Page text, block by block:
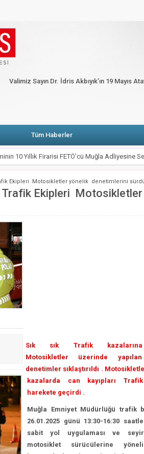
Erbay: Muğla’da elektrik faturasını
Valimiz Sayın Dr. İdris Akbıyık’ın 19 Mayıs
Tüm Haberler
10 Yıllık Firarisi FETÖ’cü Muğla Adliyesine
SANATIYLA TAMAMLADIĞI YOLCULUĞU
Yangın riskine karşı tedbir çağrısı
Film Yarışması İçin Başvurular Başladı
Açılıyor: Çay 5 TL
Yaşatılacak
Bodrum FK için kenetlendi
Başkanları Belli Oldu
Seferberlik
Ekipleri Motosikletler yönelik denetimlerini
Ekipleri
Sık sık Trafik
Motosikletler üzerinde
denetimler sıklaştırıldı .
kazalarda can kayıpları
harekete geçirdi .
Muğla Emniyet Müdürlüğü trafik
26.01.2025 günü 13:30-16:30
sabit yol uygulaması ve
motosiklet sürücülerine